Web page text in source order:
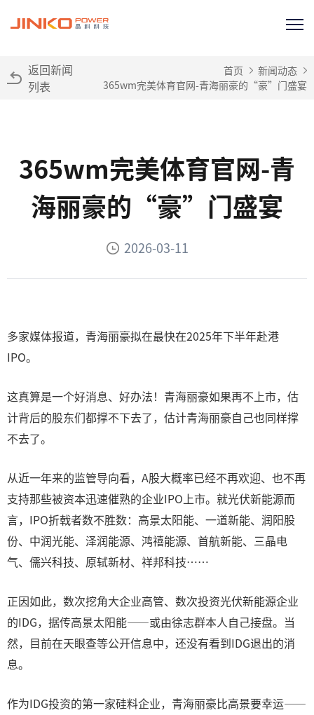
返回新闻
列表
首页
新闻动态
365wm完美体育官网-青海丽豪的“豪”门盛宴
365wm完美体育官网-青
海丽豪的“豪”门盛宴
2026-03-11
多家媒体报道，青海丽豪拟在最快在2025年下半年赴港
IPO。
这真算是一个好消息、好办法！青海丽豪如果再不上市，估
计背后的股东们都撑不下去了，估计青海丽豪自己也同样撑
不去了。
从近一年来的监管导向看，A股大概率已经不再欢迎、也不再
支持那些被资本迅速催熟的企业IPO上市。就光伏新能源而
言，IPO折戟者数不胜数：高景太阳能、一道新能、润阳股
份、中润光能、泽润能源、鸿禧能源、首航新能、三晶电
气、儒兴科技、原轼新材、祥邦科技……
正因如此，数次挖角大企业高管、数次投资光伏新能源企业
的IDG，据传高景太阳能——或由徐志群本人自己接盘。当
然，目前在天眼查等公开信息中，还没有看到IDG退出的消
息。
作为IDG投资的第一家硅料企业，青海丽豪比高景要幸运——